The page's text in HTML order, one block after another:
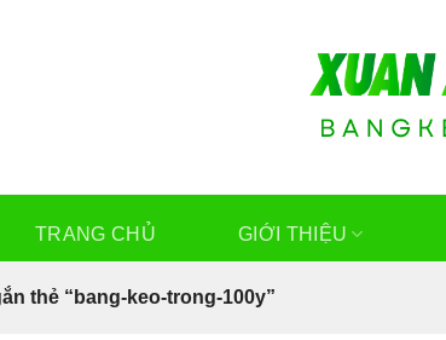
TRANG CHỦ GIỚI THIỆU
thẻ “bang-keo-trong-100y”